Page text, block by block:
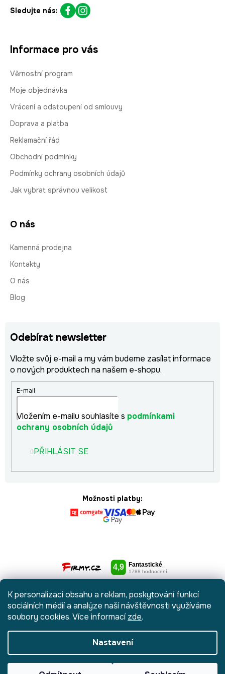
K personalizaci obsahu a reklam, poskytování funkcí
sociálních médií a analýze naší návštěvnosti využíváme
soubory cookies. Více informacízde.
Nastavení
Sledujte nás:
Informace pro vás
Věrnostní program
Moje objednávka
Vrácení a odstoupení od smlouvy
Doprava a platba
Reklamační řád
Obchodní podmínky
Podmínky ochrany osobních údajů
Jak vybrat správnou velikost
O nás
Kamenná prodejna
Kontakty
O nás
Blog
Odebírat newsletter
Vložte svůj e-mail a my vám budeme zasílat informace
o nových produktech na našem e-shopu.
E-mail
Vložením e-mailu souhlasíte s podmínkami
ochrany osobních údajů
PŘIHLÁSIT SE
Možnosti platby: